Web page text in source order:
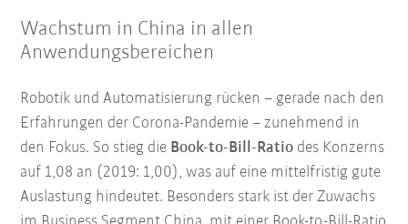
Wachstum in China in allen
Anwendungsbereichen
Robotik und Automatisierung rücken – gerade nach den
Erfahrungen der Corona-Pandemie – zunehmend in
den Fokus. So stieg die Book-to-Bill-Ratio des Konzerns
auf 1,08 an (2019: 1,00), was auf eine mittelfristig gute
Auslastung hindeutet. Besonders stark ist der Zuwachs